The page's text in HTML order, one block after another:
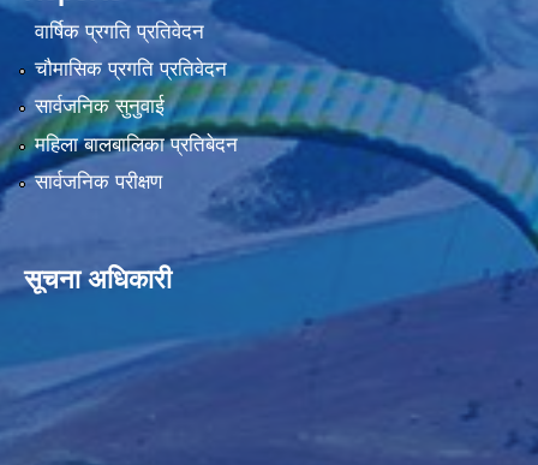
वार्षिक प्रगति प्रतिवेदन
चौमासिक प्रगति प्रतिवेदन
सार्वजनिक सुनुवाई
महिला बालबालिका प्रतिबेदन
सार्वजनिक परीक्षण
सूचना अधिकारी